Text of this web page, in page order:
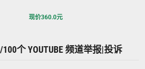
现价360.0元
个 YOUTUBE 频道举报|投诉